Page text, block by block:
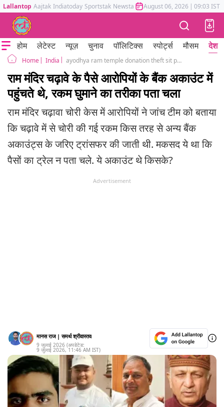
Lallantop Aajtak Indiatoday Sportstak Newstak Mumbai Tak Astrotak
August 06, 2026 | 09:03 IST
होम लेटेस्ट न्यूज़ चुनाव पॉलिटिक्स स्पोर्ट्स मौसम देश
Home India ayodhya ram temple donation theft sit probe money trail relatives bank accounts
राम मंदिर चढ़ावे के पैसे आरोपियों के बैंक अकाउंट में
पहुंचते थे, रकम घुमाने का तरीका पता चला
राम मंदिर चढ़ावा चोरी केस में आरोपियों ने जांच टीम को बताया
कि चढ़ावे में से चोरी की गई रकम किस तरह से अन्य बैंक
अकाउंट्स के जरिए ट्रांसफर की जाती थी. मकसद ये था कि
पैसों का ट्रेल न पता चले. ये अकाउंट थे किसके?
Advertisement
मानस राज | समर्थ श्रीवास्तव
9 जुलाई 2026 (अपडेटेड:
9 जुलाई 2026, 11:46 AM IST)